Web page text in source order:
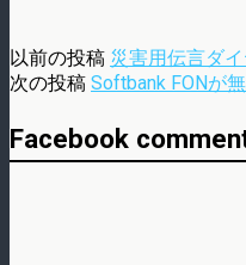
以前の投稿 災害用伝言ダ
次の投稿 Softbank FONが
Facebook